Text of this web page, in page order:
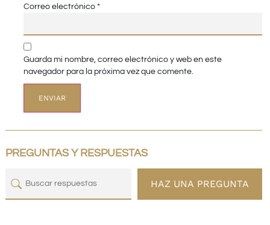
Correo electrónico *
Guarda mi nombre, correo electrónico y web en este
navegador para la próxima vez que comente.
PREGUNTAS Y RESPUESTAS
HAZ UNA PREGUNTA